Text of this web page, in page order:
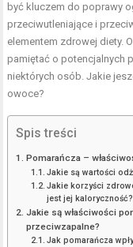
być kluczem do poprawy
przeciwutleniające i
elementem zdrowej diety.
pamiętać o potencjalnych
niektórych osób. Jakie
owoce?
Spis treści
Pomarańcza –
Jakie są wartości
Jakie korzyści
jest jej kaloryczność?
Jakie są właściwości
przeciwzapalne?
Jak pomarańcza